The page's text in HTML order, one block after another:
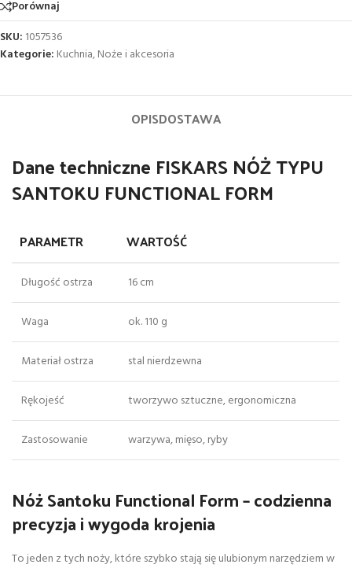
Porównaj
SKU: 1057536
Kategorie: Kuchnia,Noże i akcesoria
OPISDOSTAWA
Dane techniczne FISKARS NÓŻ TYPU
SANTOKU FUNCTIONAL FORM
PARAMETR WARTOŚĆ
Długość ostrza 16 cm
Waga ok. 110 g
Materiał ostrza stal nierdzewna
Rękojeść tworzywo sztuczne, ergonomiczna
Zastosowanie warzywa, mięso, ryby
Nóż Santoku Functional Form – codzienna
precyzja i wygoda krojenia
To jeden z tych noży, które szybko stają się ulubionym narzędziem w